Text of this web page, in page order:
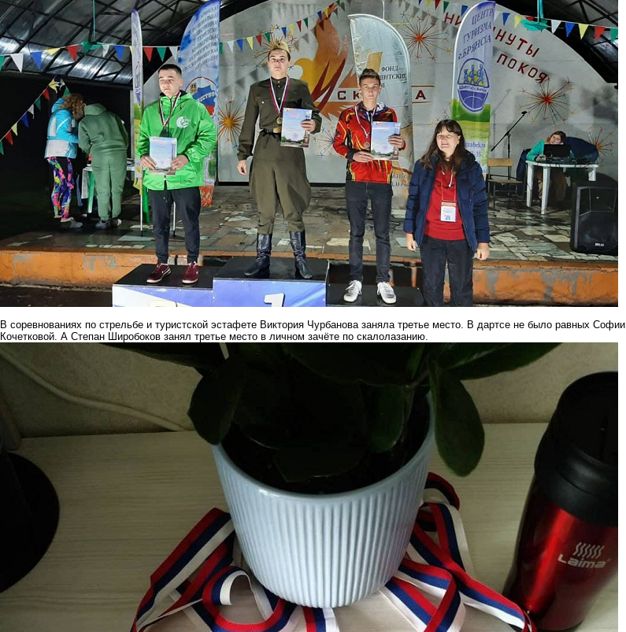
В соревнованиях по стрельбе и туристской эстафете Виктория Чурбанова заняла третье место. В дартсе не было равных Софии
Кочетковой. А Степан Широбоков занял третье место в личном зачёте по скалолазанию.